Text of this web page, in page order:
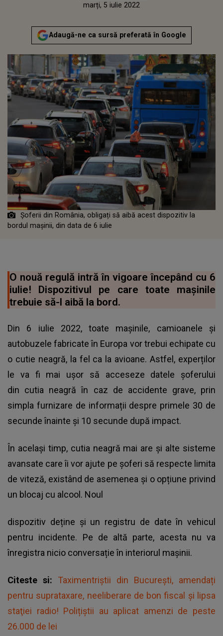
Actualizat:
marți, 5 iulie 2022
Adaugă-ne ca sursă preferată în Google
Șoferii din România, obligați să aibă acest dispozitiv la
bordul mașinii, din data de 6 iulie
O nouă regulă intră în vigoare începând cu 6
iulie! Dispozitivul pe care toate mașinile
trebuie să-l aibă la bord.
Din 6 iulie 2022, toate mașinile, camioanele și
autobuzele fabricate în Europa vor trebui echipate cu
o cutie neagră, la fel ca la avioane. Astfel, experților
le va fi mai ușor să acceseze datele șoferului
din cutia neagră în caz de accidente grave, prin
simpla furnizare de informații despre primele 30 de
secunde înainte și 10 secunde după impact.
În același timp, cutia neagră mai are și alte sisteme
avansate care îi vor ajute pe șoferi să respecte limita
de viteză, existând de asemenea și o opțiune privind
un blocaj cu alcool. Noul
dispozitiv deține și un registru de date în vehicul
pentru incidente. Pe de altă parte, acesta nu va
înregistra nicio conversație în interiorul mașinii.
Citeste si: Taximentriștii din București, amendați
pentru suprataxare, neeliberare de bon fiscal și lipsa
staţiei radio! Polițiștii au aplicat amenzi de peste
26.000 de lei